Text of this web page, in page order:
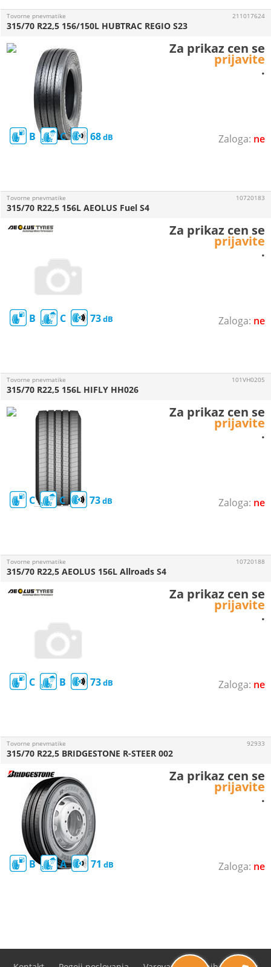
ne
Tovorne pnevmatike
B C 68
315/70 R22,5 156/150L HUBTRAC REGIO S23
211017624
Za prikaz cen se
prijavite
.
ne
Tovorne pnevmatike
B C 73
315/70 R22,5 156L AEOLUS Fuel S4
10720183
Za prikaz cen se
prijavite
.
ne
Tovorne pnevmatike
C C 73
315/70 R22,5 156L HIFLY HH026
101VH0205
Za prikaz cen se
prijavite
.
ne
Tovorne pnevmatike
C B 73
315/70 R22,5 AEOLUS 156L Allroads S4
10720188
Za prikaz cen se
prijavite
.
ne
Tovorne pnevmatike
B A 71
315/70 R22,5 BRIDGESTONE R-STEER 002
92933
Za prikaz cen se
prijavite
.